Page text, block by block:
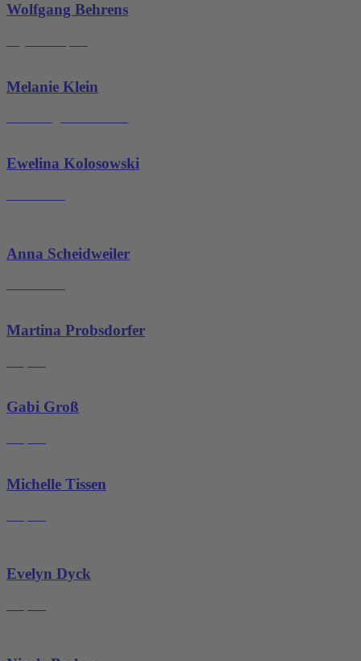
Wolfgang Behrens
Melanie Klein
Ewelina Kolosowski
Anna Scheidweiler
Martina Probsdorfer
Gabi Groß
Michelle Tissen
Evelyn Dyck